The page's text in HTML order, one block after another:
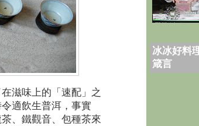
滋味上的「速配」之
適飲生普洱，事實
、鐵觀音、包種茶來
冰冰好料
箴言